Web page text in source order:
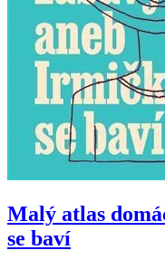
Malý atlas
se baví